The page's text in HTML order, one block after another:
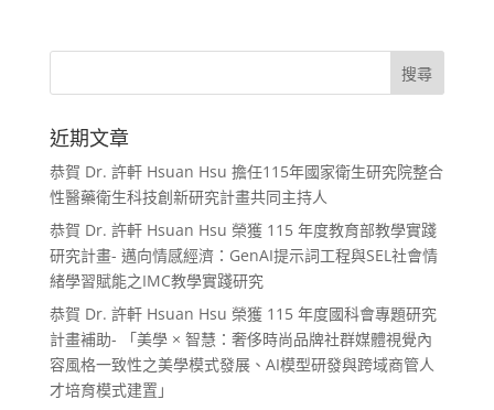
近期文章
恭賀 Dr. 許軒 Hsuan Hsu 擔任115年國家衛生研究院整合
性醫藥衛生科技創新研究計畫共同主持人
恭賀 Dr. 許軒 Hsuan Hsu 榮獲 115 年度教育部教學實踐
研究計畫- 邁向情感經濟：GenAI提示詞工程與SEL社會情
緒學習賦能之IMC教學實踐研究
恭賀 Dr. 許軒 Hsuan Hsu 榮獲 115 年度國科會專題研究
計畫補助- 「美學 × 智慧：奢侈時尚品牌社群媒體視覺內
容風格一致性之美學模式發展、AI模型研發與跨域商管人
才培育模式建置」